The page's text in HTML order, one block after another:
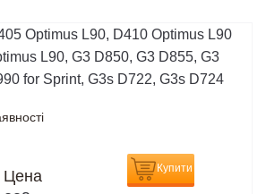
Optimus L90, D410 Optimus L90
L90, G3 D850, G3 D855, G3
for Sprint, G3s D722, G3s D724
Цена
Купити